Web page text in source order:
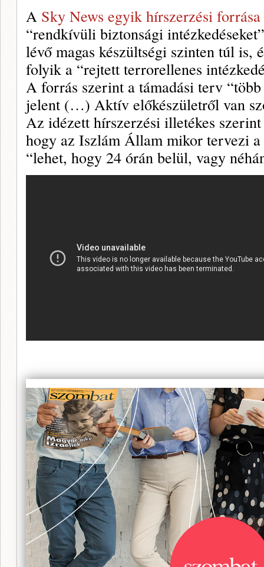
A Sky News egyik hírszerzési forrása
“rendkívüli biztonsági
lévő magas készültségi szinten túl is,
folyik a “rejtett terrorellenes
A forrás szerint a támadási terv
jelent (…) Aktív előkészületről van
Az idézett hírszerzési illetékes
hogy az Iszlám Állam mikor tervezi a
“lehet, hogy 24 órán belül, vagy